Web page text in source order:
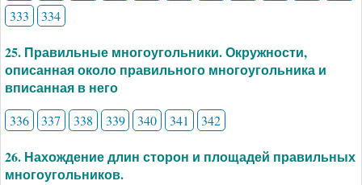
333
334
25. Правильные многоугольники. Окружности,
описанная около правильного многоугольника и
вписанная в него
336 337 338 339 340 341 342
26. Нахождение длин сторон и площадей правильных
многоугольников.